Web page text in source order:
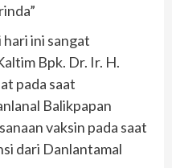
ini sangat
Bpk. Dr. Ir. H.
pada saat
Balikpapan
vaksin pada saat
dari Danlantamal